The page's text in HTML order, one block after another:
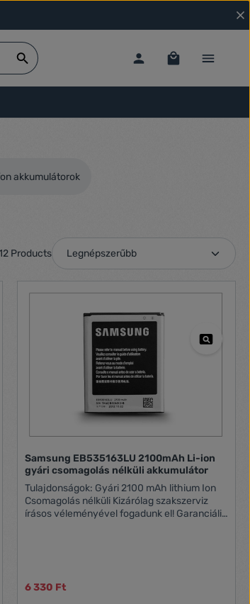
akkumulátorok
Products
Samsung EB535163LU 2100mAh Li-ion
gyári csomagolás nélküli akkumulátor
Tulajdonságok: Gyári 2100 mAh lithium Ion
Csomagolás nélküli Kizárólag szakszerviz
írásos véleményével fogadunk el! Garanciális
6 330 Ft